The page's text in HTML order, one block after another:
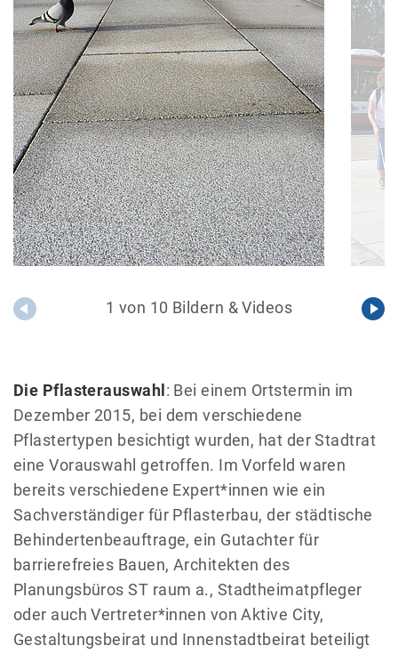
1 von 10 Bildern & Videos
Die Pflasterauswahl : Bei einem Ortstermin im
Dezember 2015, bei dem verschiedene
Pflastertypen besichtigt wurden, hat der Stadtrat
eine Vorauswahl getroffen. Im Vorfeld waren
bereits verschiedene Expert*innen wie ein
Sachverständiger für Pflasterbau, der städtische
Behindertenbeauftrage, ein Gutachter für
barrierefreies Bauen, Architekten des
Planungsbüros ST raum a., Stadtheimatpfleger
oder auch Vertreter*innen von Aktive City,
Gestaltungsbeirat und Innenstadtbeirat beteiligt